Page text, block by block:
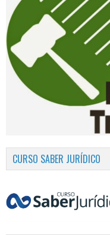
CURSO SABER JURÍDICO